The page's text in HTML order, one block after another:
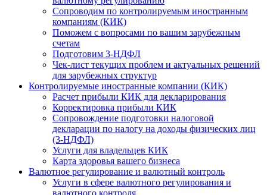
Сопроводим по контролируемым иностранным
компаниям (КИК)
Поможем с вопросами по вашим зарубежным
счетам
Подготовим 3-НДФЛ
Чек-лист текущих проблем и актуальных решений
для зарубежных структур
Контролируемые иностранные компании (КИК)
Расчет прибыли КИК для декларирования
Корректировка прибыли КИК
Сопровождение подготовки налоговой
декларации по налогу на доходы физических лиц
(3-НДФЛ)
Услуги для владельцев КИК
Карта здоровья вашего бизнеса
Валютное регулирование и валютный контроль
Услуги в сфере валютного регулирования и
валютного контроля